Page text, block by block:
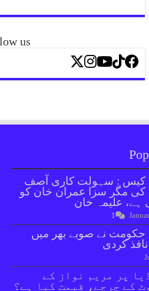
us
کیس : سہولت کاری آصف
کی مگر سزا عمران خان کو
ہے، علیمہ خان
1
حکومت نے صوبے بھر میں
پر مریم نواز کے
کے چرچے، قیمت کیا ہے؟